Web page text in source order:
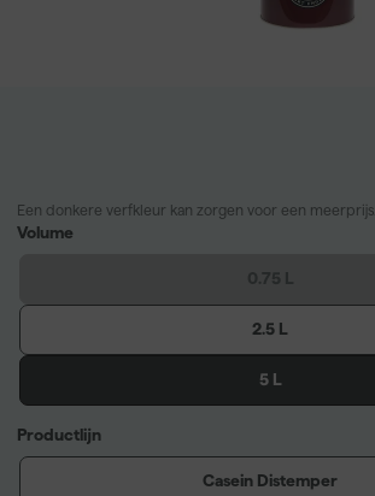
Een donkere verfkleur kan zorgen voor een meerprijs.
Volume
2.5 L
5 L
Productlijn
Casein Distemper